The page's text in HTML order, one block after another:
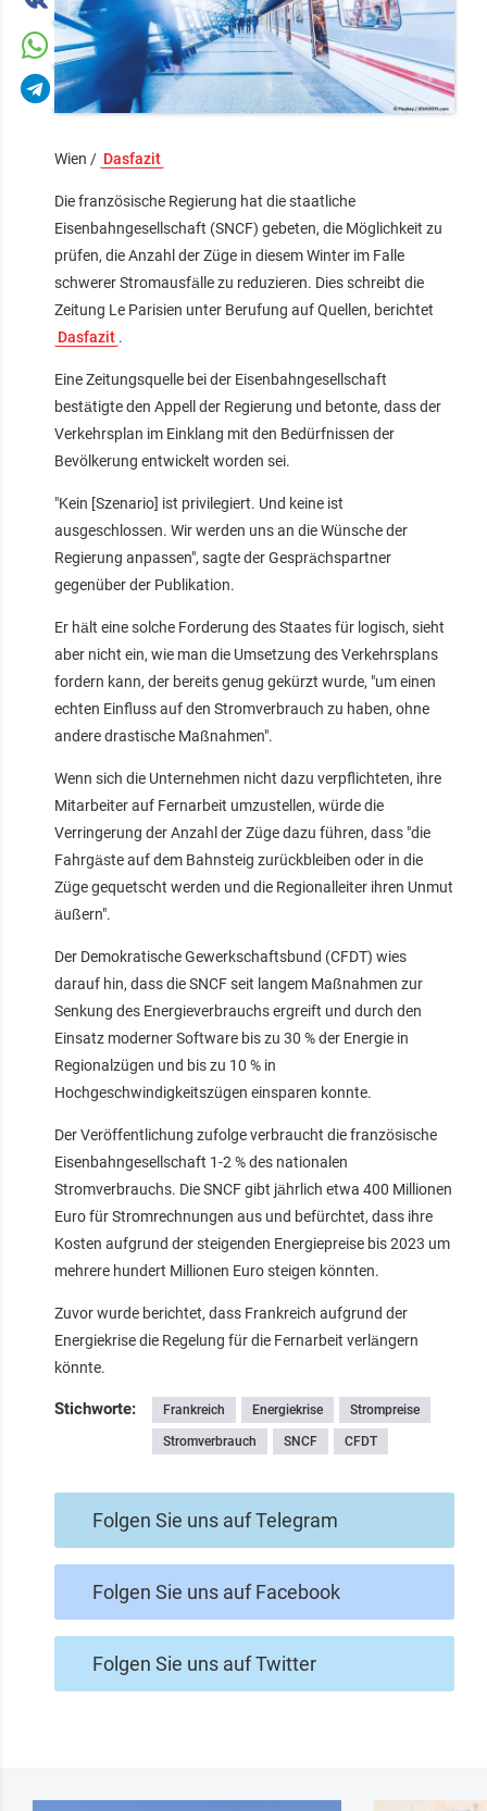
Wien / Dasfazit
Die französische Regierung hat die staatliche
Eisenbahngesellschaft (SNCF) gebeten, die Möglichkeit zu
prüfen, die Anzahl der Züge in diesem Winter im Falle
schwerer Stromausfälle zu reduzieren. Dies schreibt die
Zeitung Le Parisien unter Berufung auf Quellen, berichtet
Dasfazit .
Eine Zeitungsquelle bei der Eisenbahngesellschaft
bestätigte den Appell der Regierung und betonte, dass der
Verkehrsplan im Einklang mit den Bedürfnissen der
Bevölkerung entwickelt worden sei.
"Kein [Szenario] ist privilegiert. Und keine ist
ausgeschlossen. Wir werden uns an die Wünsche der
Regierung anpassen", sagte der Gesprächspartner
gegenüber der Publikation.
Er hält eine solche Forderung des Staates für logisch, sieht
aber nicht ein, wie man die Umsetzung des Verkehrsplans
fordern kann, der bereits genug gekürzt wurde, "um einen
echten Einfluss auf den Stromverbrauch zu haben, ohne
andere drastische Maßnahmen".
Wenn sich die Unternehmen nicht dazu verpflichteten, ihre
Mitarbeiter auf Fernarbeit umzustellen, würde die
Verringerung der Anzahl der Züge dazu führen, dass "die
Fahrgäste auf dem Bahnsteig zurückbleiben oder in die
Züge gequetscht werden und die Regionalleiter ihren Unmut
äußern".
Der Demokratische Gewerkschaftsbund (CFDT) wies
darauf hin, dass die SNCF seit langem Maßnahmen zur
Senkung des Energieverbrauchs ergreift und durch den
Einsatz moderner Software bis zu 30 % der Energie in
Regionalzügen und bis zu 10 % in
Hochgeschwindigkeitszügen einsparen konnte.
Der Veröffentlichung zufolge verbraucht die französische
Eisenbahngesellschaft 1-2 % des nationalen
Stromverbrauchs. Die SNCF gibt jährlich etwa 400 Millionen
Euro für Stromrechnungen aus und befürchtet, dass ihre
Kosten aufgrund der steigenden Energiepreise bis 2023 um
mehrere hundert Millionen Euro steigen könnten.
Zuvor wurde berichtet, dass Frankreich aufgrund der
Energiekrise die Regelung für die Fernarbeit verlängern
könnte.
Stichworte: Frankreich Energiekrise Strompreise
Stromverbrauch SNCF CFDT
Folgen Sie uns auf Telegram
Folgen Sie uns auf Facebook
Folgen Sie uns auf Twitter